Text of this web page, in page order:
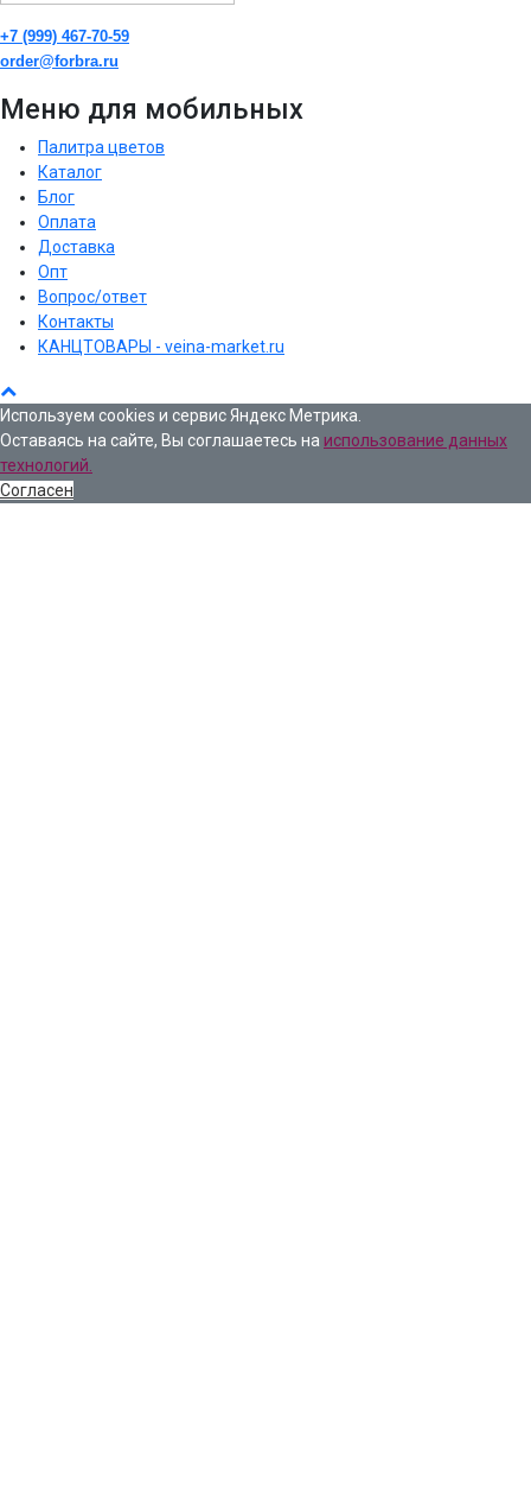
+7 (999) 467-70-59
order@forbra.ru
Меню для мобильных
Палитра цветов
Каталог
Блог
Оплата
Доставка
Опт
Вопрос/ответ
Контакты
КАНЦТОВАРЫ - veina-market.ru
Используем cookies и сервис Яндекс Метрика.
Оставаясь на сайте, Вы соглашаетесь на использование данных
технологий.
Согласен